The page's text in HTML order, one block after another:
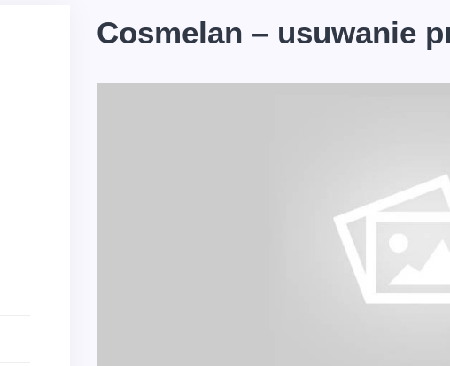
Cosmelan – usuwanie